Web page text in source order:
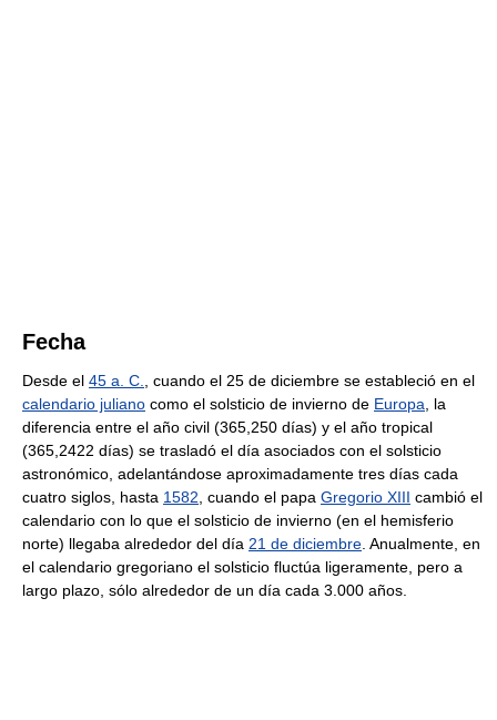
Fecha
Desde el 45 a. C., cuando el 25 de diciembre se estableció en el
calendario juliano como el solsticio de invierno de Europa, la
diferencia entre el año civil (365,250 días) y el año tropical
(365,2422 días) se trasladó el día asociados con el solsticio
astronómico, adelantándose aproximadamente tres días cada
cuatro siglos, hasta 1582, cuando el papa Gregorio XIII cambió el
calendario con lo que el solsticio de invierno (en el hemisferio
norte) llegaba alrededor del día 21 de diciembre. Anualmente, en
el calendario gregoriano el solsticio fluctúa ligeramente, pero a
largo plazo, sólo alrededor de un día cada 3.000 años.